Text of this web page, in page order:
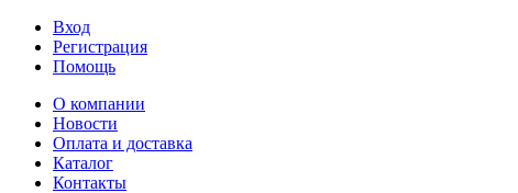
Вход
Регистрация
Помощь
О компании
Новости
Оплата и доставка
Каталог
Контакты